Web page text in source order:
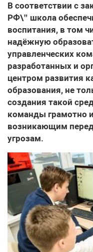
В соответствии с
РФ\” школа
воспитания, в том
надёжную
управленческих
разработанных и
центром развития
образования, не
создания такой
команды грамотно
возникающим
угрозам.